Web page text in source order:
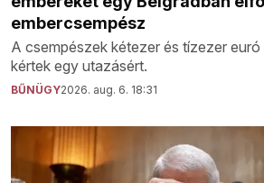
embercsempész
A csempészek kétezer és tízezer
kértek egy utazásért.
BŰNÜGY2026. aug. 6. 18:31